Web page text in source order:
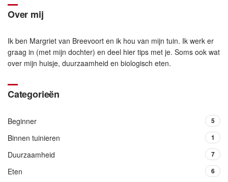
Over mij
Ik ben Margriet van Breevoort en ik hou van mijn tuin. Ik werk er
graag in (met mijn dochter) en deel hier tips met je. Soms ook wat
over mijn huisje, duurzaamheid en biologisch eten.
Categorieën
Beginner 5
Binnen tuinieren 1
Duurzaamheid 7
Eten 6